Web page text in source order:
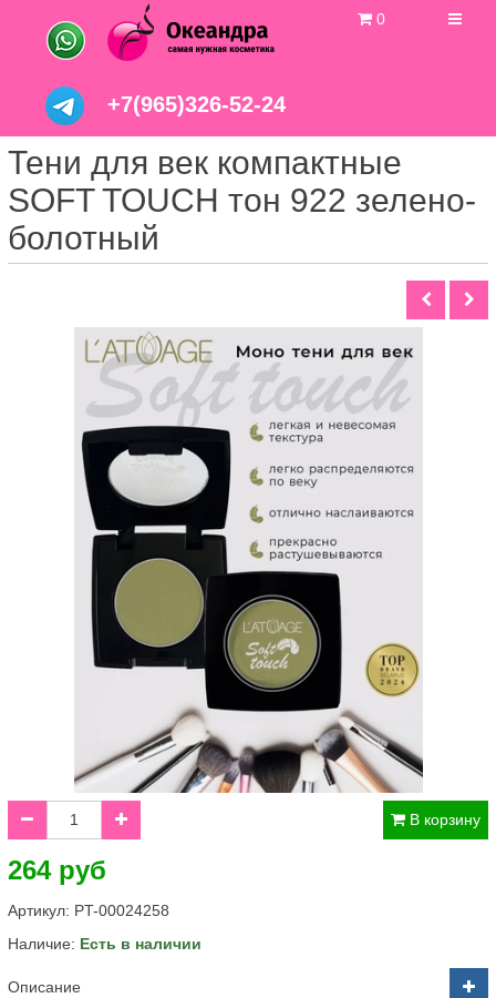
+7(965)326-52-24
0
Тени для век компактные
SOFT TOUCH тон 922 зелено-
болотный
В корзину
264 руб
Артикул: PT-00024258
Наличие: Есть в наличии
Описание